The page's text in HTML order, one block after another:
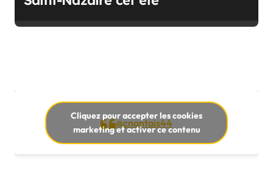
@cnantais44
Cliquez pour accepter les cookies
marketing et activer ce contenu